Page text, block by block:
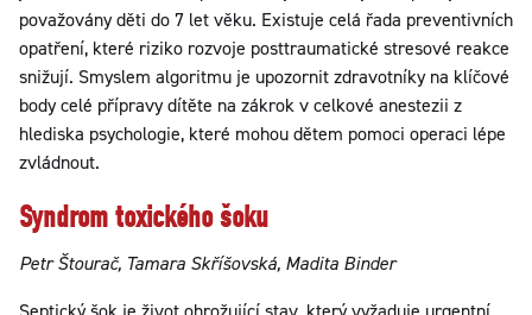
považovány děti do 7 let věku. Existuje celá řada preventivních
opatření, které riziko rozvoje posttraumatické stresové reakce
snižují. Smyslem algoritmu je upozornit zdravotníky na klíčové
body celé přípravy dítěte na zákrok v celkové anestezii z
hlediska psychologie, které mohou dětem pomoci operaci lépe
zvládnout.
Syndrom toxického šoku
Petr Štourač, Tamara Skříšovská, Madita Binder